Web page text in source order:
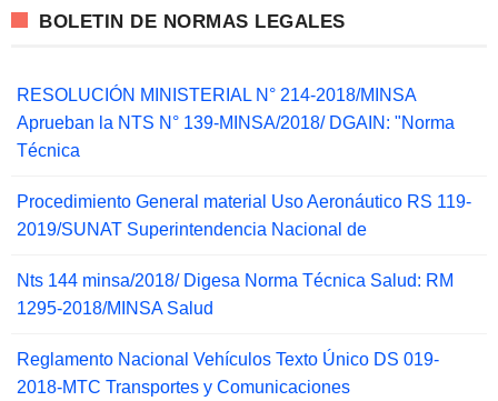
BOLETIN DE NORMAS LEGALES
RESOLUCIÓN MINISTERIAL N° 214-2018/MINSA
Aprueban la NTS N° 139-MINSA/2018/ DGAIN: "Norma
Técnica
Procedimiento General material Uso Aeronáutico RS 119-
2019/SUNAT Superintendencia Nacional de
Nts 144 minsa/2018/ Digesa Norma Técnica Salud: RM
1295-2018/MINSA Salud
Reglamento Nacional Vehículos Texto Único DS 019-
2018-MTC Transportes y Comunicaciones